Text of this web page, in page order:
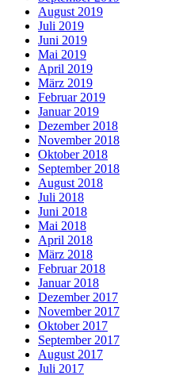
August 2019
Juli 2019
Juni 2019
Mai 2019
April 2019
März 2019
Februar 2019
Januar 2019
Dezember 2018
November 2018
Oktober 2018
September 2018
August 2018
Juli 2018
Juni 2018
Mai 2018
April 2018
März 2018
Februar 2018
Januar 2018
Dezember 2017
November 2017
Oktober 2017
September 2017
August 2017
Juli 2017